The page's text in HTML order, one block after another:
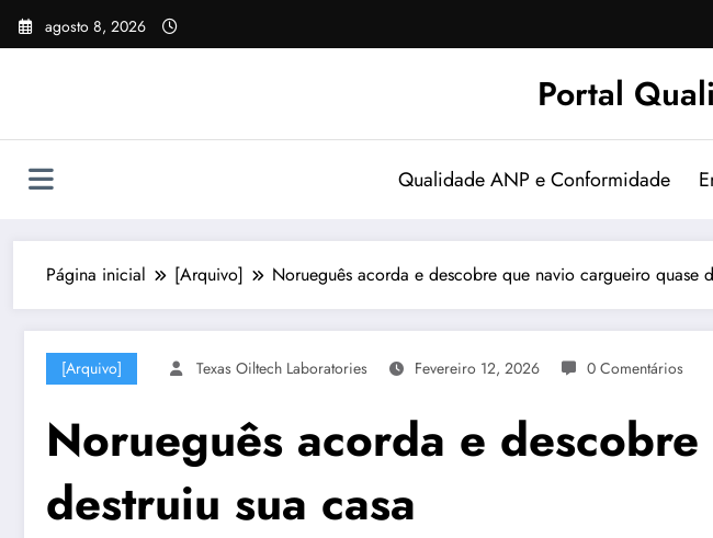
Pular
para
agosto 8, 2026
Portal
Qualidade ANP e Conformidade
Página inicial [Arquivo] Norueguês acorda e descobre que navio cargueiro quase
[Arquivo] Texas Oiltech Laboratories Fevereiro 12, 2026 0 Comentários
Norueguês acorda e
destruiu sua casa